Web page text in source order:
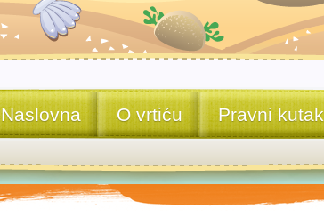
Naslovna O vrtiću Pravni kutak